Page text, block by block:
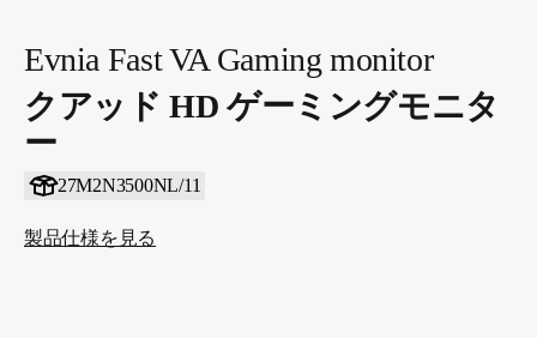
Evnia Fast VA Gaming monitor
クアッド HD ゲーミングモニタ
ー
27M2N3500NL/11
製品仕様を見る